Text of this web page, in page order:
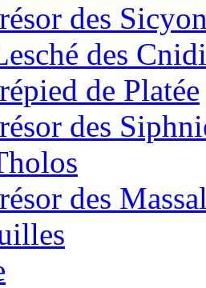
des
des
de Platée
des
des